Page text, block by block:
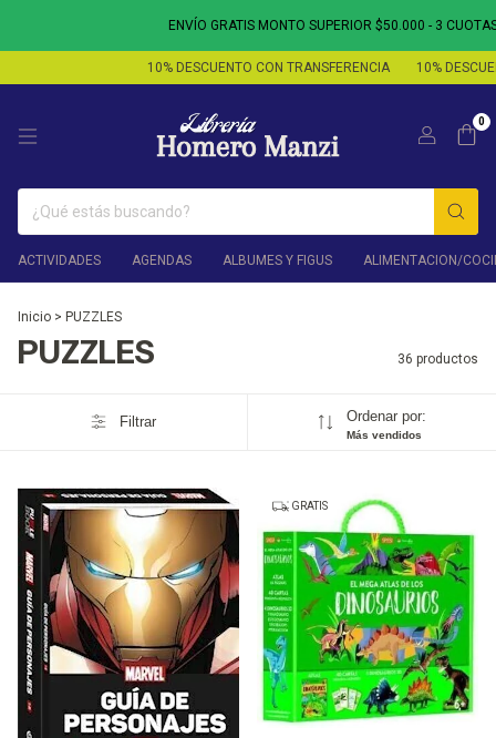
ENVÍO GRATIS MONTO SUPERIOR $50.000 - 3 CUOTAS SIN
10% DESCUENTO CON TRANSFERENCIA 10% DESCUENTO CON
0
ACTIVIDADES AGENDAS ALBUMES Y FIGUS ALIMENTACION/
Inicio > PUZZLES
PUZZLES 36 productos
Filtrar Ordenar por:
Más vendidos
GRATIS